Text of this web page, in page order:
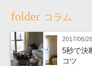
コラム
2017/06/26
5秒で決
コツ